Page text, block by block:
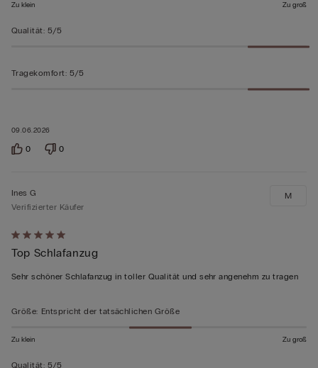
09.06.2026
Zu klein Zu groß
Qualität: 5/5
Tragekomfort: 5/5
0 0
Mit
5
von
bewertet
Ines G
Verifizierter Käufer
Top Schlafanzug
Sehr schöner Schlafanzug in toller Qualität und sehr angenehm zu tragen
M
Größe: Entspricht der tatsächlichen Größe
Zu klein Zu groß
Qualität: 5/5